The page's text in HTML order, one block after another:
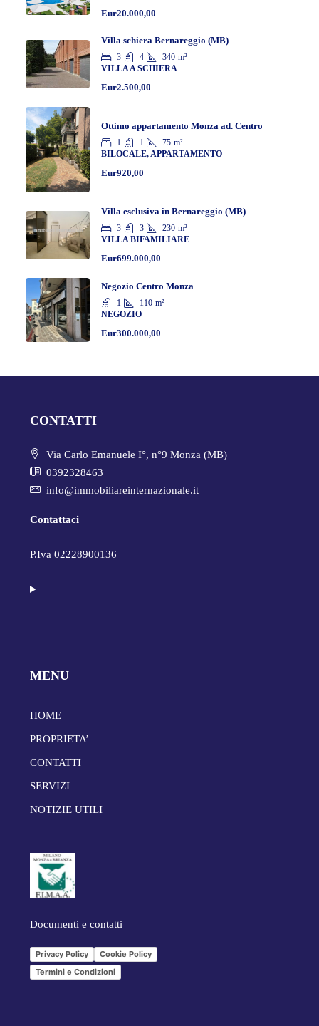
Eur20.000,00
Villa schiera Bernareggio (MB)
3 4 340 m²
VILLA A SCHIERA
Eur2.500,00
Ottimo appartamento Monza ad. Centro
1 1 75 m²
BILOCALE, APPARTAMENTO
Eur920,00
Villa esclusiva in Bernareggio (MB)
3 3 230 m²
VILLA BIFAMILIARE
Eur699.000,00
Negozio Centro Monza
1 110 m²
NEGOZIO
Eur300.000,00
CONTATTI
Via Carlo Emanuele I°, n°9 Monza (MB)
0392328463
info@immobiliareinternazionale.it
Contattaci
P.Iva 02228900136
MENU
HOME
PROPRIETA’
CONTATTI
SERVIZI
NOTIZIE UTILI
Documenti e contatti
Privacy Policy
Cookie Policy
Termini e Condizioni